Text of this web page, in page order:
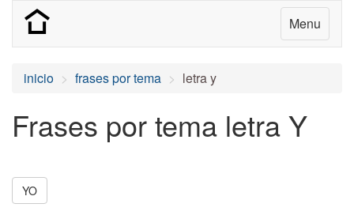
Menu
inicio frases por tema letra y
Frases por tema letra Y
YO